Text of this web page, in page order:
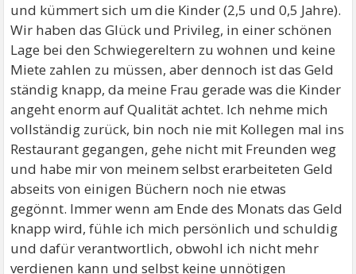
und kümmert sich um die Kinder (2,5 und 0,5 Jahre).
Wir haben das Glück und Privileg, in einer schönen
Lage bei den Schwiegereltern zu wohnen und keine
Miete zahlen zu müssen, aber dennoch ist das Geld
ständig knapp, da meine Frau gerade was die Kinder
angeht enorm auf Qualität achtet. Ich nehme mich
vollständig zurück, bin noch nie mit Kollegen mal ins
Restaurant gegangen, gehe nicht mit Freunden weg
und habe mir von meinem selbst erarbeiteten Geld
abseits von einigen Büchern noch nie etwas
gegönnt. Immer wenn am Ende des Monats das Geld
knapp wird, fühle ich mich persönlich und schuldig
und dafür verantwortlich, obwohl ich nicht mehr
verdienen kann und selbst keine unnötigen